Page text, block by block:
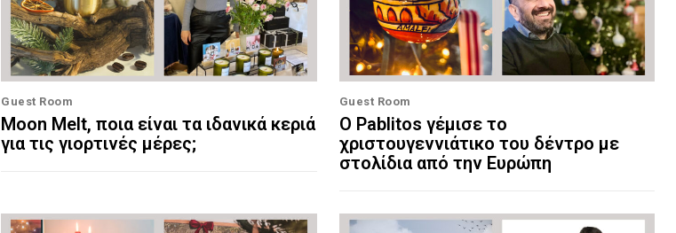
Guest Room
Moon Melt, ποια είναι τα ιδανικά κεριά
για τις γιορτινές μέρες;
Guest Room
Ο Pablitos γέμισε το
χριστουγεννιάτικο του δέντρο με
στολίδια από την Ευρώπη